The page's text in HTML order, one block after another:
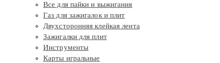
Все для пайки и выжигания
Газ для зажигалок и плит
Двухсторонняя клейкая лента
Зажигалки для плит
Инструменты
Карты игральные